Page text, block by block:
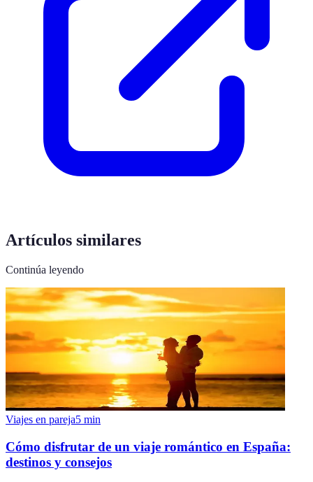
Artículos similares
Continúa leyendo
Viajes en pareja5 min
Cómo disfrutar de un viaje romántico en España:
destinos y consejos